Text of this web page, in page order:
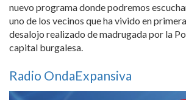
nuevo programa donde podremos
uno de los vecinos que ha vivido en
desalojo realizado de madrugada por la
capital burgalesa.
Radio OndaExpansiva